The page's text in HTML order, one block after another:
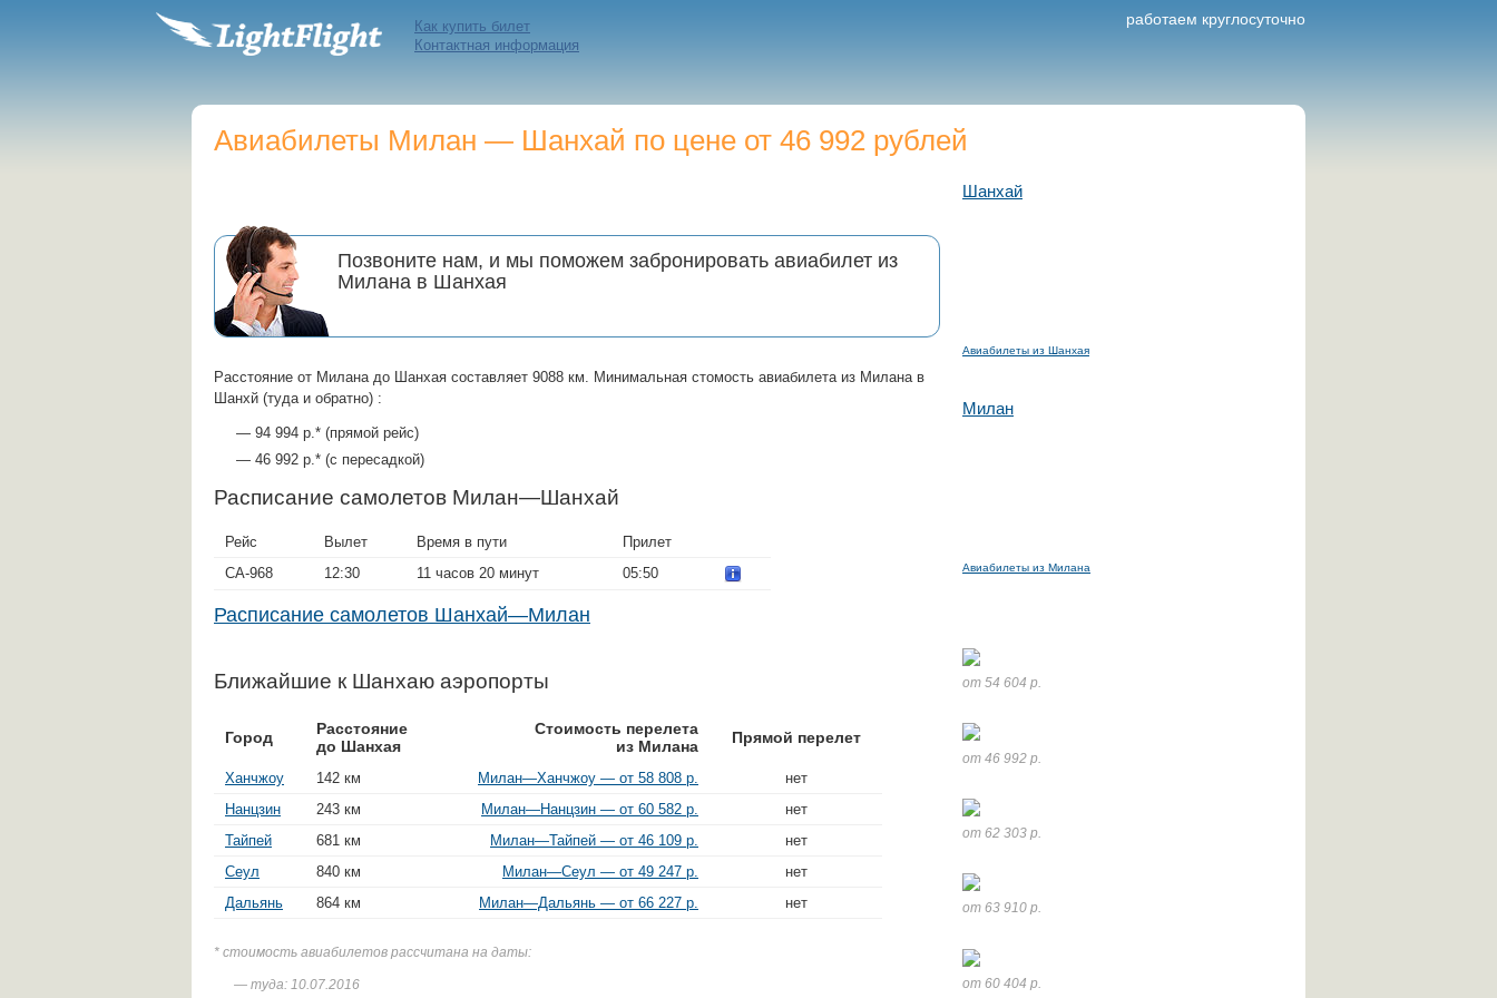
работаем круглосуточно
Как купить билет
Контактная информация
Авиабилеты Милан — Шанхай по цене от 46 992 рублей
Позвоните нам, и мы поможем забронировать авиабилет из
Милана в Шанхая
Расстояние от Милана до Шанхая составляет 9088 км. Минимальная стомость авиабилета из Милана в
Шанхй (туда и обратно) :
— 94 994 р.* (прямой рейс)
— 46 992 р.* (с пересадкой)
Расписание самолетов Милан—Шанхай
Рейс Вылет Время в пути
Прилет
CA-968
12:30 11 часов 20 минут 05:50
Расписание самолетов Шанхай—Милан
Ближайшие к Шанхаю аэропорты
Город
Расстояние
до Шанхая
Стоимость перелета
из Милана
Прямой перелет
Ханчжоу 142 км Милан—Ханчжоу — от 58 808 р.
нет
Нанцзин
243 км Милан—Нанцзин — от 60 582 р.
нет
Тайпей
681 км Милан—Тайпей — от 46 109 р.
нет
Сеул
840 км Милан—Сеул — от 49 247 р.
нет
Дальянь
864 км Милан—Дальянь — от 66 227 р. нет
* стоимость авиабилетов рассчитана на даты:
— туда: 10.07.2016
Шанхай
Авиабилеты из Шанхая
Милан
Авиабилеты из Милана
от 54 604 р.
от 46 992 р.
от 62 303 р.
от 63 910 р.
от 60 404 р.